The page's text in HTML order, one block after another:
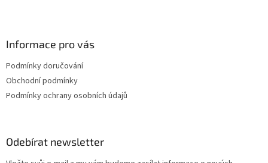
Informace pro vás
Podmínky doručování
Obchodní podmínky
Podmínky ochrany osobních údajů
Odebírat newsletter